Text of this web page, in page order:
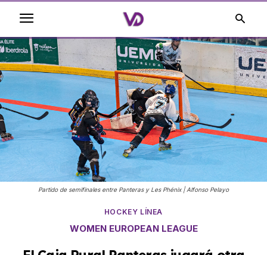
Partido de semifinales entre Panteras y Les Phénix | Alfonso Pelayo
HOCKEY LÍNEA
WOMEN EUROPEAN LEAGUE